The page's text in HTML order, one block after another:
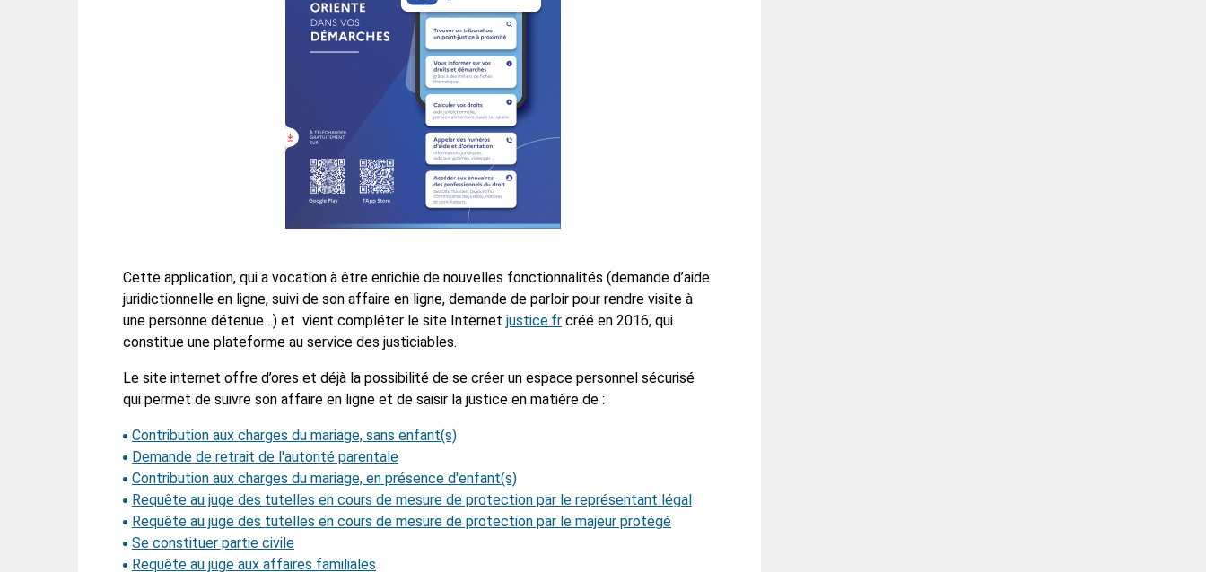
Cette application, qui a vocation à être enrichie de nouvelles fonctionnalités (demande d’aide
juridictionnelle en ligne, suivi de son affaire en ligne, demande de parloir pour rendre visite à
une personne détenue…) et vient compléter le site Internet justice.fr créé en 2016, qui
constitue une plateforme au service des justiciables.
Le site internet offre d’ores et déjà la possibilité de se créer un espace personnel sécurisé
qui permet de suivre son affaire en ligne et de saisir la justice en matière de :
Contribution aux charges du mariage, sans enfant(s)
Demande de retrait de l'autorité parentale
Contribution aux charges du mariage, en présence d'enfant(s)
Requête au juge des tutelles en cours de mesure de protection par le représentant légal
Requête au juge des tutelles en cours de mesure de protection par le majeur protégé
Se constituer partie civile
Requête au juge aux affaires familiales